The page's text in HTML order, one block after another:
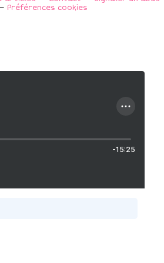
Préférences cookies
-15:25